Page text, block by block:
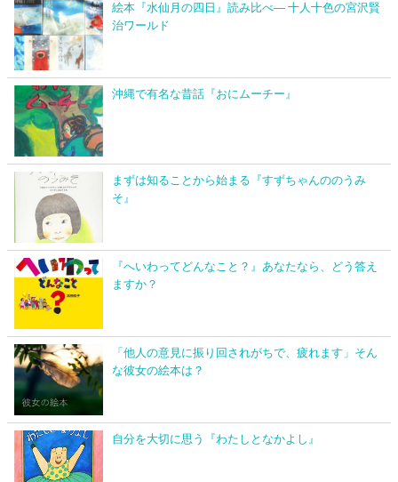
絵本『水仙月の四日』読み比べ― 十人十色の宮沢賢
治ワールド
沖縄で有名な昔話『おにムーチー』
まずは知ることから始まる『すずちゃんののうみ
そ』
『へいわってどんなこと？』あなたなら、どう答え
ますか？
「他人の意見に振り回されがちで、疲れます」そん
な彼女の絵本は？
自分を大切に思う『わたしとなかよし』